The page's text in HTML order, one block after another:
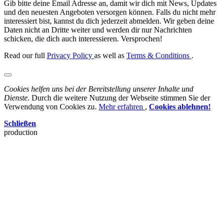
Gib bitte deine Email Adresse an, damit wir dich mit News, Updates
und den neuesten Angeboten versorgen können. Falls du nicht mehr
interessiert bist, kannst du dich jederzeit abmelden. Wir geben deine
Daten nicht an Dritte weiter und werden dir nur Nachrichten
schicken, die dich auch interessieren. Versprochen!
Read our full Privacy Policy as well as Terms & Conditions .
Cookies helfen uns bei der Bereitstellung unserer Inhalte und
Dienste. Durch die weitere Nutzung der Webseite stimmen Sie der
Verwendung von Cookies zu. Mehr erfahren , Cookies ablehnen!
Schließen
production